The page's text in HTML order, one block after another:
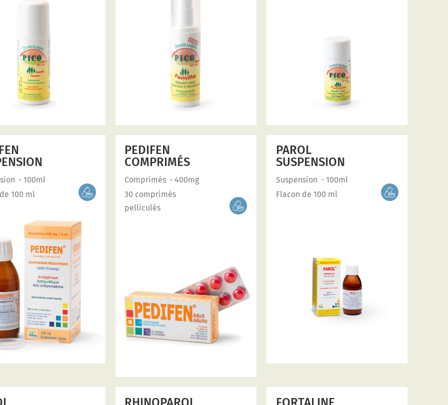
- 100ml
100 ml
PEDIFEN
COMPRIMÉS
Comprimés - 400mg
30 comprimés
pelliculés
PAROL
SUSPENSION
Suspension - 100ml
Flacon de 100 ml